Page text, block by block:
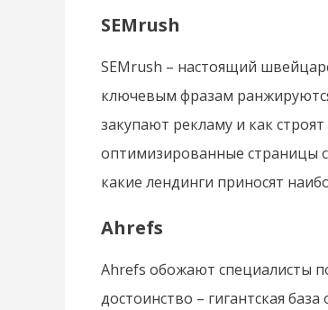
SEMrush
SEMrush – настоящий
ключевым фразам
закупают рекламу и как
оптимизированные страницы
какие лендинги приносят
Ahrefs
Ahrefs обожают специалисты
достоинство – гигантская